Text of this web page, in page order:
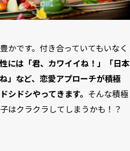
かです。付き合っていてもいなく
には「君、カワイイね！」「日本
」など、恋愛アプローチが積極
シドシやってきます。 そんな積極
はクラクラしてしまうかも！？